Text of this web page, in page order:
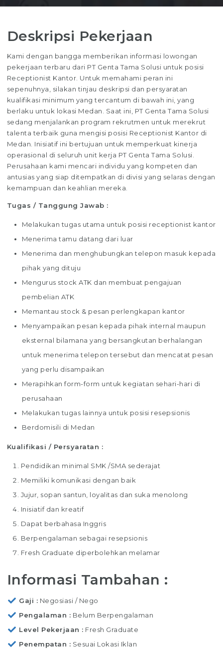
Deskripsi Pekerjaan
Kami dengan bangga memberikan informasi lowongan
pekerjaan terbaru dari PT Genta Tama Solusi untuk posisi
Receptionist Kantor. Untuk memahami peran ini
sepenuhnya, silakan tinjau deskripsi dan persyaratan
kualifikasi minimum yang tercantum di bawah ini, yang
berlaku untuk lokasi Medan. Saat ini, PT Genta Tama Solusi
sedang menjalankan program rekrutmen untuk merekrut
talenta terbaik guna mengisi posisi Receptionist Kantor di
Medan. Inisiatif ini bertujuan untuk memperkuat kinerja
operasional di seluruh unit kerja PT Genta Tama Solusi.
Perusahaan kami mencari individu yang kompeten dan
antusias yang siap ditempatkan di divisi yang selaras dengan
kemampuan dan keahlian mereka.
Tugas / Tanggung Jawab :
Melakukan tugas utama untuk posisi receptionist kantor
Menerima tamu datang dari luar
Menerima dan menghubungkan telepon masuk kepada
pihak yang dituju
Mengurus stock ATK dan membuat pengajuan
pembelian ATK
Memantau stock & pesan perlengkapan kantor
Menyampaikan pesan kepada pihak internal maupun
eksternal bilamana yang bersangkutan berhalangan
untuk menerima telepon tersebut dan mencatat pesan
yang perlu disampaikan
Merapihkan form-form untuk kegiatan sehari-hari di
perusahaan
Melakukan tugas lainnya untuk posisi resepsionis
Berdomisili di Medan
Kualifikasi / Persyaratan :
Pendidikan minimal SMK /SMA sederajat
Memiliki komunikasi dengan baik
Jujur, sopan santun, loyalitas dan suka menolong
Inisiatif dan kreatif
Dapat berbahasa Inggris
Berpengalaman sebagai resepsionis
Fresh Graduate diperbolehkan melamar
Informasi Tambahan :
Gaji
Negosiasi / Nego
Pengalaman
Belum Berpengalaman
Level Pekerjaan
Fresh Graduate
Penempatan
Sesuai Lokasi Iklan